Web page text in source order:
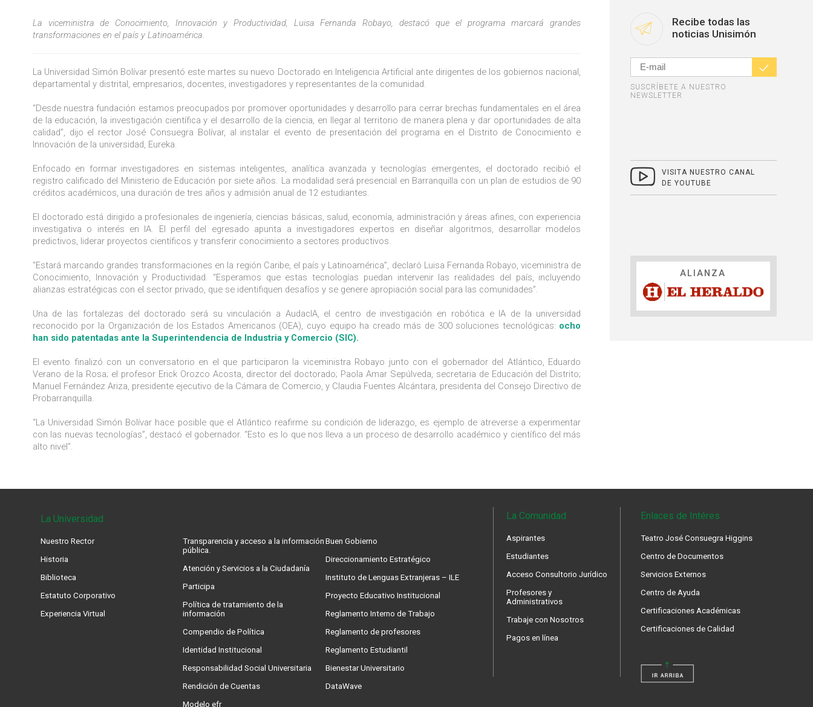
La viceministra de Conocimiento, Innovación y Productividad, Luisa Fernanda Robayo, destacó que el programa marcará grandes
transformaciones en el país y Latinoamérica.
La Universidad Simón Bolívar presentó este martes su nuevo Doctorado en Inteligencia Artificial ante dirigentes de los gobiernos nacional,
departamental y distrital, empresarios, docentes, investigadores y representantes de la comunidad.
“Desde nuestra fundación estamos preocupados por promover oportunidades y desarrollo para cerrar brechas fundamentales en el área
de la educación, la investigación científica y el desarrollo de la ciencia, en llegar al territorio de manera plena y dar oportunidades de alta
calidad”, dijo el rector José Consuegra Bolívar, al instalar el evento de presentación del programa en el Distrito de Conocimiento e
Innovación de la universidad, Eureka.
Enfocado en formar investigadores en sistemas inteligentes, analítica avanzada y tecnologías emergentes, el doctorado recibió el
registro calificado del Ministerio de Educación por siete años. La modalidad será presencial en Barranquilla con un plan de estudios de 90
créditos académicos, una duración de tres años y admisión anual de 12 estudiantes.
El doctorado está dirigido a profesionales de ingeniería, ciencias básicas, salud, economía, administración y áreas afines, con experiencia
investigativa o interés en IA. El perfil del egresado apunta a investigadores expertos en diseñar algoritmos, desarrollar modelos
predictivos, liderar proyectos científicos y transferir conocimiento a sectores productivos.
“Estará marcando grandes transformaciones en la región Caribe, el país y Latinoamérica”, declaró Luisa Fernanda Robayo, viceministra de
Conocimiento, Innovación y Productividad. “Esperamos que estas tecnologías puedan intervenir las realidades del país, incluyendo
alianzas estratégicas con el sector privado, que se identifiquen desafíos y se genere apropiación social para las comunidades”.
Una de las fortalezas del doctorado será su vinculación a AudacIA, el centro de investigación en robótica e IA de la universidad
reconocido por la Organización de los Estados Americanos (OEA), cuyo equipo ha creado más de 300 soluciones tecnológicas: ocho
han sido patentadas ante la Superintendencia de Industria y Comercio (SIC).
El evento finalizó con un conversatorio en el que participaron la viceministra Robayo junto con el gobernador del Atlántico, Eduardo
Verano de la Rosa; el profesor Erick Orozco Acosta, director del doctorado; Paola Amar Sepúlveda, secretaria de Educación del Distrito;
Manuel Fernández Ariza, presidente ejecutivo de la Cámara de Comercio, y Claudia Fuentes Alcántara, presidenta del Consejo Directivo de
Probarranquilla.
“La Universidad Simón Bolívar hace posible que el Atlántico reafirme su condición de liderazgo, es ejemplo de atreverse a experimentar
con las nuevas tecnologías”, destacó el gobernador. “Esto es lo que nos lleva a un proceso de desarrollo académico y científico del más
alto nivel”.
Recibe todas las
noticias Unisimón
SUSCRÍBETE A NUESTRO
NEWSLETTER
VISITA NUESTRO CANAL
DE YOUTUBE
ALIANZA
La Universidad
Nuestro Rector
Historia
Biblioteca
Estatuto Corporativo
Experiencia Virtual
Transparencia y acceso a la información
pública.
Atención y Servicios a la Ciudadanía
Participa
Política de tratamiento de la
información
Compendio de Política
Identidad Institucional
Responsabilidad Social Universitaria
Rendición de Cuentas
Modelo efr
Buen Gobierno
Direccionamiento Estratégico
Instituto de Lenguas Extranjeras – ILE
Proyecto Educativo Institucional
Reglamento Interno de Trabajo
Reglamento de profesores
Reglamento Estudiantil
Bienestar Universitario
DataWave
La Comunidad
Aspirantes
Estudiantes
Acceso Consultorio Jurídico
Profesores y
Administrativos
Trabaje con Nosotros
Pagos en línea
Enlaces de Intéres
Teatro José Consuegra Higgins
Centro de Documentos
Servicios Externos
Centro de Ayuda
Certificaciones Académicas
Certificaciones de Calidad